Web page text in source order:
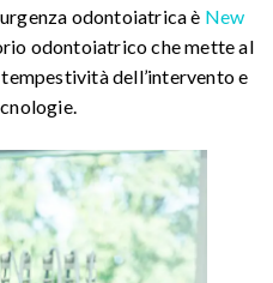
odontoiatrica è New
odontoiatrico che mette al
dell’intervento e